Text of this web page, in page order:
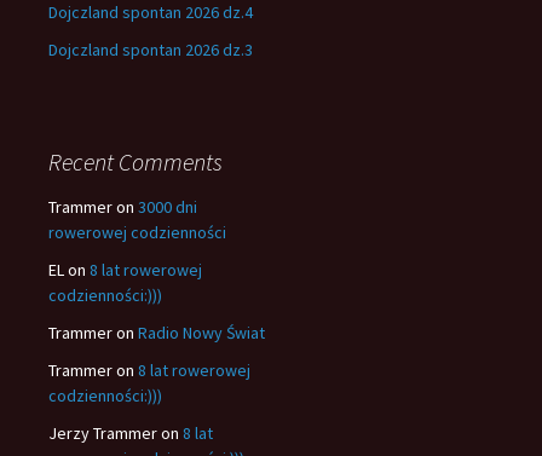
Dojczland spontan 2026 dz.4
Dojczland spontan 2026 dz.3
Recent Comments
Trammeron 3000 dni
rowerowej codzienności
ELon 8 lat rowerowej
codzienności:)))
Trammeron Radio Nowy Świat
Trammeron 8 lat rowerowej
codzienności:)))
Jerzy Trammeron 8 lat